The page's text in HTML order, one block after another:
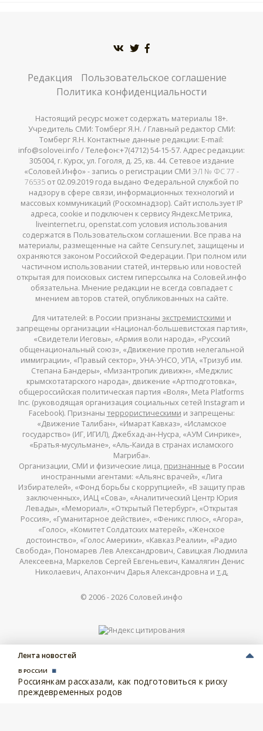
Лента новостей
В РОССИИ
Россиянкам рассказали, как подготовиться к риску
преждевременных родов
Редакция
Пользовательское соглашение
Политика конфиденциальности
Настоящий ресурс может содержать материалы 18+.
Учредитель СМИ: Томберг Я.Н. / Главный редактор СМИ:
Томберг Я.Н. Контактные данные редакции: E-mail:
info@solovei.info / Телефон:+7(4712) 54-15-57. Адрес редакции:
305004, г. Курск, ул. Гоголя, д. 25, кв. 44. Сетевое издание
«Соловей.Инфо» - запись о регистрации СМИ ЭЛ № ФС 77 -
76535от 02.09.2019 года выдано Федеральной службой по
надзору в сфере связи, информационных технологий и
массовых коммуникаций (Роскомнадзор). Сайт использует IP
адреса, cookie и подключен к сервису Яндекс.Метрика,
liveinternet.ru, openstat.com условия использования
содержатся в Пользовательском соглашении. Все права на
материалы, размещенные на сайте Censury.net, защищены и
охраняются законом Российской Федерации. При полном или
частичном использовании статей, интервью или новостей
открытая для поисковых систем гиперссылка на Соловей.инфо
обязательна. Мнение редакции не всегда совпадает с
мнением авторов статей, опубликованных на сайте.
Для читателей: в России признаны экстремистскими и
запрещены организации «Национал-большевистская партия»,
«Свидетели Иеговы», «Армия воли народа», «Русский
общенациональный союз», «Движение против нелегальной
иммиграции», «Правый сектор», УНА-УНСО, УПА, «Тризуб им.
Степана Бандеры», «Мизантропик дивижн», «Меджлис
крымскотатарского народа», движение «Артподготовка»,
общероссийская политическая партия «Воля», Meta Platforms
Inc. (руководящая организация социальных сетей Instagram и
Facebook). Признаны террористическими и запрещены:
«Движение Талибан», «Имарат Кавказ», «Исламское
государство» (ИГ, ИГИЛ), Джебхад-ан-Нусра, «АУМ Синрике»,
«Братья-мусульмане», «Аль-Каида в странах исламского
Магриба».
Организации, СМИ и физические лица, признанные в России
иностранными агентами: «Альянс врачей», «Лига
Избирателей», «Фонд борьбы с коррупцией», «В защиту прав
заключенных», ИАЦ «Сова», «Аналитический Центр Юрия
Левады», «Мемориал», «Открытый Петербург», «Открытая
Россия», «Гуманитарное действие», «Феникс плюс», «Агора»,
«Голос», «Комитет Солдатских матерей», «Женское
достоинство», «Голос Америки», «Кавказ.Реалии», «Радио
Свобода», Пономарев Лев Александрович, Савицкая Людмила
Алексеевна, Маркелов Сергей Евгеньевич, Камалягин Денис
Николаевич, Апахончич Дарья Александровна и т.д.
© 2006 -2026 Соловей.инфо